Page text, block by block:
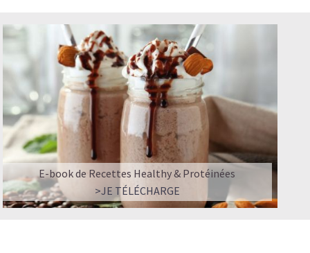
E-book de Recettes Healthy & Protéinées
>JE TÉLÉCHARGE